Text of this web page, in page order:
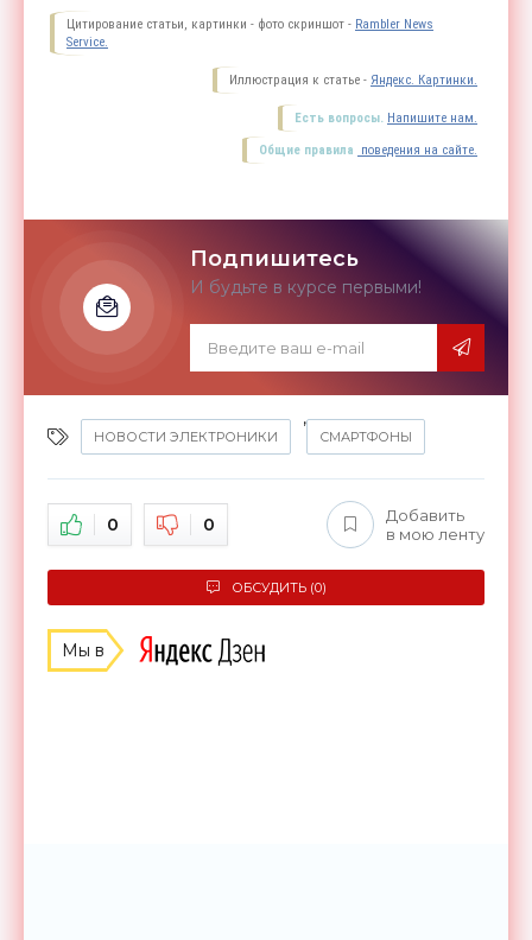
Цитирование статьи, картинки - фото скриншот - Rambler News
Service.
Иллюстрация к статье - Яндекс. Картинки.
Есть вопросы. Напишите нам.
Общие правила поведения на сайте.
Подпишитесь
И будьте в курсе первыми!
НОВОСТИ ЭЛЕКТРОНИКИ
,
СМАРТФОНЫ
0 0
Добавить
в мою ленту
ОБСУДИТЬ (0)
Мы в